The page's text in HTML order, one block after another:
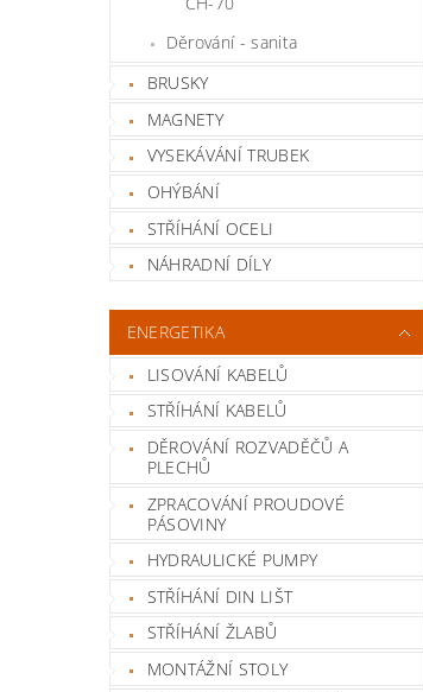
Děrování - sanita
BRUSKY
MAGNETY
VYSEKÁVÁNÍ TRUBEK
OHÝBÁNÍ
STŘÍHÁNÍ OCELI
NÁHRADNÍ DÍLY
ENERGETIKA
LISOVÁNÍ KABELŮ
STŘÍHÁNÍ KABELŮ
DĚROVÁNÍ ROZVADĚČŮ A
PLECHŮ
ZPRACOVÁNÍ PROUDOVÉ
PÁSOVINY
HYDRAULICKÉ PUMPY
STŘÍHÁNÍ DIN LIŠT
STŘÍHÁNÍ ŽLABŮ
MONTÁŽNÍ STOLY